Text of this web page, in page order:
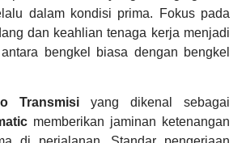
dalam kondisi prima. Fokus pada
dan keahlian tenaga kerja menjadi
bengkel biasa dengan bengkel
Transmisi yang dikenal sebagai
memberikan jaminan ketenangan